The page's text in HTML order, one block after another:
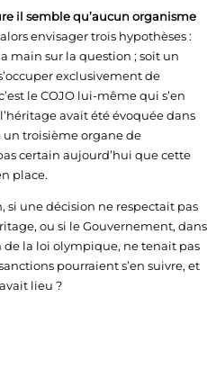
il semble qu’aucun organisme
envisager trois hypothèses :
main sur la question ; soit un
exclusivement de
le COJO lui-même qui s’en
avait été évoquée dans
troisième organe de
certain aujourd’hui que cette
place.
si une décision ne respectait pas
ou si le Gouvernement, dans
de la loi olympique, ne tenait pas
pourraient s’en suivre, et
lieu ?